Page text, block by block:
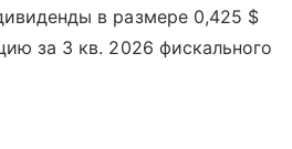
в размере 0,425 $
за 3 кв. 2026 фискального